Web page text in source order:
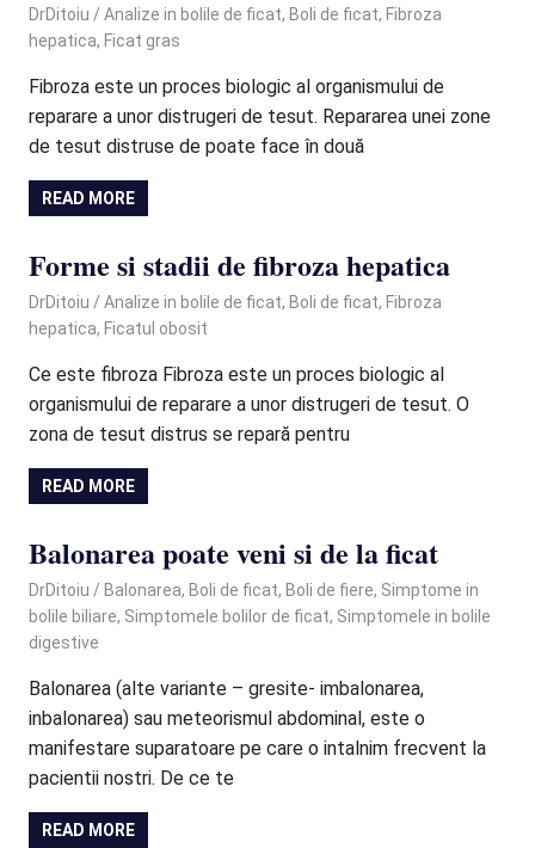
March 12, 2021
DrDitoiu Analize in bolile de ficat, Boli de ficat, Fibroza
hepatica, Ficat gras
Fibroza este un proces biologic al organismului de
reparare a unor distrugeri de tesut. Repararea unei zone
de tesut distruse de poate face în două
READ MORE
Forme si stadii de fibroza hepatica
March 12, 2021
DrDitoiu Analize in bolile de ficat, Boli de ficat, Fibroza
hepatica, Ficatul obosit
Ce este fibroza Fibroza este un proces biologic al
organismului de reparare a unor distrugeri de tesut. O
zona de tesut distrus se repară pentru
READ MORE
Balonarea poate veni si de la ficat
March 12, 2021
DrDitoiu Balonarea, Boli de ficat, Boli de fiere, Simptome in
bolile biliare, Simptomele bolilor de ficat, Simptomele in bolile
digestive
Balonarea (alte variante – gresite- imbalonarea,
inbalonarea) sau meteorismul abdominal, este o
manifestare suparatoare pe care o intalnim frecvent la
pacientii nostri. De ce te
READ MORE